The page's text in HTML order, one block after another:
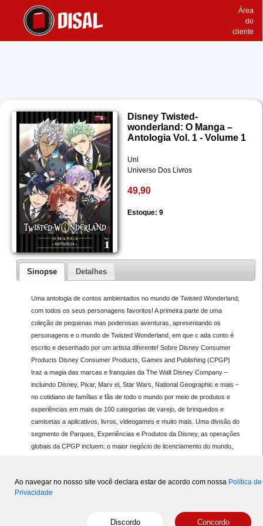
Área
do
cliente
Disney Twisted-
wonderland: O Manga –
Antologia Vol. 1 - Volume 1
Unl
Universo Dos Livros
49,90
Estoque: 9
Sinopse Detalhes
Uma antologia de contos ambientados no mundo de Twisted Wonderland,
com todos os seus personagens favoritos! A primeira parte de uma
coleção de pequenas mas poderosas aventuras, apresentando os
personagens e o mundo de Twisted Wonderland, em que c ada conto é
escrito e desenhado por um artista diferente! Sobre Disney Consumer
Products Disney Consumer Products, Games and Publishing (CPGP)
traz a magia das marcas e franquias da The Walt Disney Company –
incluindo Disney, Pixar, Marv el, Star Wars, National Geographic e mais –
no cotidiano de famílias e fãs de todo o mundo por meio de produtos e
experiências em mais de 100 categorias de varejo, de brinquedos e
camisetas a aplicativos, livros, videogames e muito mais. Uma divisão do
segmento de Parques, Experiências e Produtos da Disney, as operações
globais da CPGP incluem: o maior negócio de licenciamento do mundo,
diversos países.
Ao navegar no nosso site você declara estar de acordo com nossa Política de
Privacidade